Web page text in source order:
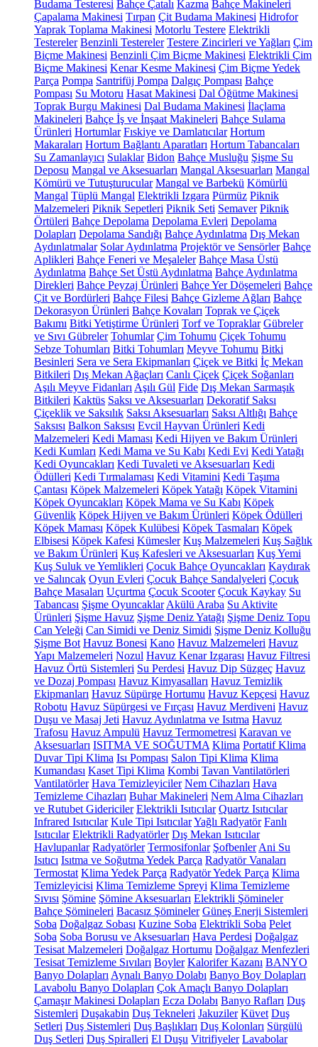
Budama Testeresi Bahçe Çatalı Kazma Bahçe Makineleri
Çapalama Makinesi Tırpan Çit Budama Makinesi Hidrofor
Yaprak Toplama Makinesi Motorlu Testere Elektrikli
Testereler Benzinli Testereler Testere Zincirleri ve Yağları Çim
Biçme Makinesi Benzinli Çim Biçme Makinesi Elektrikli Çim
Biçme Makinesi Kenar Kesme Makinesi Çim Biçme Yedek
Parça Pompa Santrifüj Pompa Dalgıç Pompası Bahçe
Pompası Su Motoru Hasat Makinesi Dal Öğütme Makinesi
Toprak Burgu Makinesi Dal Budama Makinesi İlaçlama
Makineleri Bahçe İş ve İnşaat Makineleri Bahçe Sulama
Ürünleri Hortumlar Fıskiye ve Damlatıcılar Hortum
Makaraları Hortum Bağlantı Aparatları Hortum Tabancaları
Su Zamanlayıcı Sulaklar Bidon Bahçe Musluğu Şişme Su
Deposu Mangal ve Aksesuarları Mangal Aksesuarları Mangal
Kömürü ve Tutuşturucular Mangal ve Barbekü Kömürlü
Mangal Tüplü Mangal Elektrikli Izgara Pürmüz Piknik
Malzemeleri Piknik Sepetleri Piknik Seti Semaver Piknik
Örtüleri Bahçe Depolama Depolama Evleri Depolama
Dolapları Depolama Sandığı Bahçe Aydınlatma Dış Mekan
Aydınlatmalar Solar Aydınlatma Projektör ve Sensörler Bahçe
Aplikleri Bahçe Feneri ve Meşaleler Bahçe Masa Üstü
Aydınlatma Bahçe Set Üstü Aydınlatma Bahçe Aydınlatma
Direkleri Bahçe Peyzaj Ürünleri Bahçe Yer Döşemeleri Bahçe
Çit ve Bordürleri Bahçe Filesi Bahçe Gizleme Ağları Bahçe
Dekorasyon Ürünleri Bahçe Kovaları Toprak ve Çiçek
Bakımı Bitki Yetiştirme Ürünleri Torf ve Topraklar Gübreler
ve Sıvı Gübreler Tohumlar Çim Tohumu Çiçek Tohumu
Sebze Tohumları Bitki Tohumları Meyve Tohumu Bitki
Besinleri Sera ve Sera Ekipmanları Çiçek ve Bitki İç Mekan
Bitkileri Dış Mekan Ağaçları Canlı Çiçek Çiçek Soğanları
Aşılı Meyve Fidanları Aşılı Gül Fide Dış Mekan Sarmaşık
Bitkileri Kaktüs Saksı ve Aksesuarları Dekoratif Saksı
Çiçeklik ve Saksılık Saksı Aksesuarları Saksı Altlığı Bahçe
Saksısı Balkon Saksısı Evcil Hayvan Ürünleri Kedi
Malzemeleri Kedi Maması Kedi Hijyen ve Bakım Ürünleri
Kedi Kumları Kedi Mama ve Su Kabı Kedi Evi Kedi Yatağı
Kedi Oyuncakları Kedi Tuvaleti ve Aksesuarları Kedi
Ödülleri Kedi Tırmalaması Kedi Vitamini Kedi Taşıma
Çantası Köpek Malzemeleri Köpek Yatağı Köpek Vitamini
Köpek Oyuncakları Köpek Mama ve Su Kabı Köpek
Güvenlik Köpek Hijyen ve Bakım Ürünleri Köpek Ödülleri
Köpek Maması Köpek Kulübesi Köpek Tasmaları Köpek
Elbisesi Köpek Kafesi Kümesler Kuş Malzemeleri Kuş Sağlık
ve Bakım Ürünleri Kuş Kafesleri ve Aksesuarları Kuş Yemi
Kuş Suluk ve Yemlikleri Çocuk Bahçe Oyuncakları Kaydırak
ve Salıncak Oyun Evleri Çocuk Bahçe Sandalyeleri Çocuk
Bahçe Masaları Uçurtma Çocuk Scooter Çocuk Kaykay Su
Tabancası Şişme Oyuncaklar Akülü Araba Su Aktivite
Ürünleri Şişme Havuz Şişme Deniz Yatağı Şişme Deniz Topu
Can Yeleği Can Simidi ve Deniz Simidi Şişme Deniz Kolluğu
Şişme Bot Havuz Bonesi Kano Havuz Malzemeleri Havuz
Yapı Malzemeleri Nozul Havuz Kenar Izgarası Havuz Filtresi
Havuz Örtü Sistemleri Su Perdesi Havuz Dip Süzgeç Havuz
ve Dozaj Pompası Havuz Kimyasalları Havuz Temizlik
Ekipmanları Havuz Süpürge Hortumu Havuz Kepçesi Havuz
Robotu Havuz Süpürgesi ve Fırçası Havuz Merdiveni Havuz
Duşu ve Masaj Jeti Havuz Aydınlatma ve Isıtma Havuz
Trafosu Havuz Ampulü Havuz Termometresi Karavan ve
Aksesuarları ISITMA VE SOĞUTMA Klima Portatif Klima
Duvar Tipi Klima Isı Pompası Salon Tipi Klima Klima
Kumandası Kaset Tipi Klima Kombi Tavan Vantilatörleri
Vantilatörler Hava Temizleyiciler Nem Cihazları Hava
Temizleme Cihazları Buhar Makineleri Nem Alma Cihazları
ve Rutubet Gidericiler Elektrikli Isıtıcılar Quartz Isıtıcılar
Infrared Isıtıcılar Kule Tipi IsıtıcılarYağlı Radyatör Fanlı
Isıtıcılar Elektrikli Radyatörler Dış Mekan Isıtıcılar
Havlupanlar Radyatörler Termosifonlar Şofbenler Ani Su
Isıtıcı Isıtma ve Soğutma Yedek Parça Radyatör Vanaları
Termostat Klima Yedek Parça Radyatör Yedek Parça Klima
Temizleyicisi Klima Temizleme Spreyi Klima Temizleme
Sıvısı Şömine Şömine Aksesuarları Elektrikli Şömineler
Bahçe Şömineleri Bacasız Şömineler Güneş Enerji Sistemleri
Soba Doğalgaz Sobası Kuzine Soba Elektrikli Soba Pelet
Soba Soba Borusu ve Aksesuarları Hava Perdesi Doğalgaz
Tesisat Malzemeleri Doğalgaz Hortumu Doğalgaz Menfezleri
Tesisat Temizleme Sıvıları Boyler Kalorifer Kazanı BANYO
Banyo Dolapları Aynalı Banyo Dolabı Banyo Boy Dolapları
Lavabolu Banyo Dolapları Çok Amaçlı Banyo Dolapları
Çamaşır Makinesi Dolapları Ecza Dolabı Banyo Rafları Duş
Sistemleri Duşakabin Duş Tekneleri Jakuziler Küvet Duş
Setleri Duş Sistemleri Duş Başlıkları Duş Kolonları Sürgülü
Duş Setleri Duş Spiralleri El Duşu Vitrifiyeler Lavabolar